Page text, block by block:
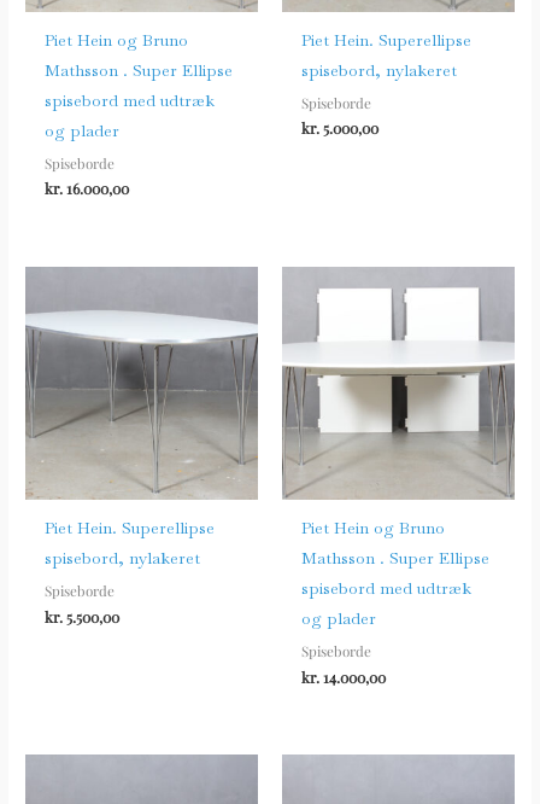
Piet Hein og Bruno
Mathsson . Super Ellipse
spisebord med udtræk
og plader
Spiseborde
kr.16.000,00
Piet Hein. Superellipse
spisebord, nylakeret
Spiseborde
kr.5.000,00
Piet Hein. Superellipse
spisebord, nylakeret
Spiseborde
kr.5.500,00
Piet Hein og Bruno
Mathsson . Super Ellipse
spisebord med udtræk
og plader
Spiseborde
kr.14.000,00